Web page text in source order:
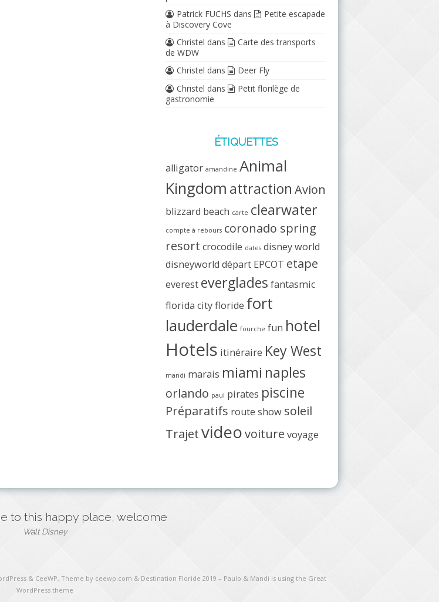
Patrick FUCHS dans
Petite escapade
à Discovery Cove
Christel dans
Carte des transports
de WDW
Christel dans
Deer Fly
Christel dans
Petit florilège de
gastronomie
ÉTIQUETTES
alligator amandine Animal
Kingdom attraction Avion
blizzard beach carte clearwater
compte à rebours coronado spring
resort crocodile dates disney world
disneyworld départ EPCOT etape
everest everglades fantasmic
florida cityfloride fort
lauderdale fourche fun hotel
Hotels itinéraire Key West
mandi marais miami naples
orlando paul pirates piscine
Préparatifs route show soleil
Trajetvideovoiture voyage
to this happy place, welcome
Walt Disney
& CeeWP, Theme by ceewp.com & Destination Floride 2019 – Paulo & Mandi is using the Great
WordPress theme